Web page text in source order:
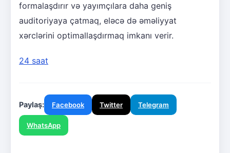
formalaşdırır və yayımçılara daha geniş
auditoriyaya çatmaq, eləcə də əməliyyat
xərclərini optimallaşdırmaq imkanı verir.
24 saat
Paylaş: Facebook Twitter Telegram
WhatsApp